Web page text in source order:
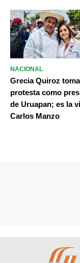
NACIONAL
Grecia Quiroz
protesta como
de Uruapan; es la
Carlos Manzo